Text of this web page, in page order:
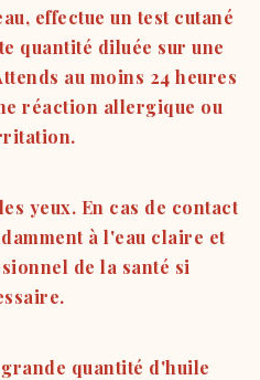
effectue un test cutané
quantité diluée sur une
au moins 24 heures
réaction allergique ou
yeux. En cas de contact
à l'eau claire et
de la santé si
quantité d'huile